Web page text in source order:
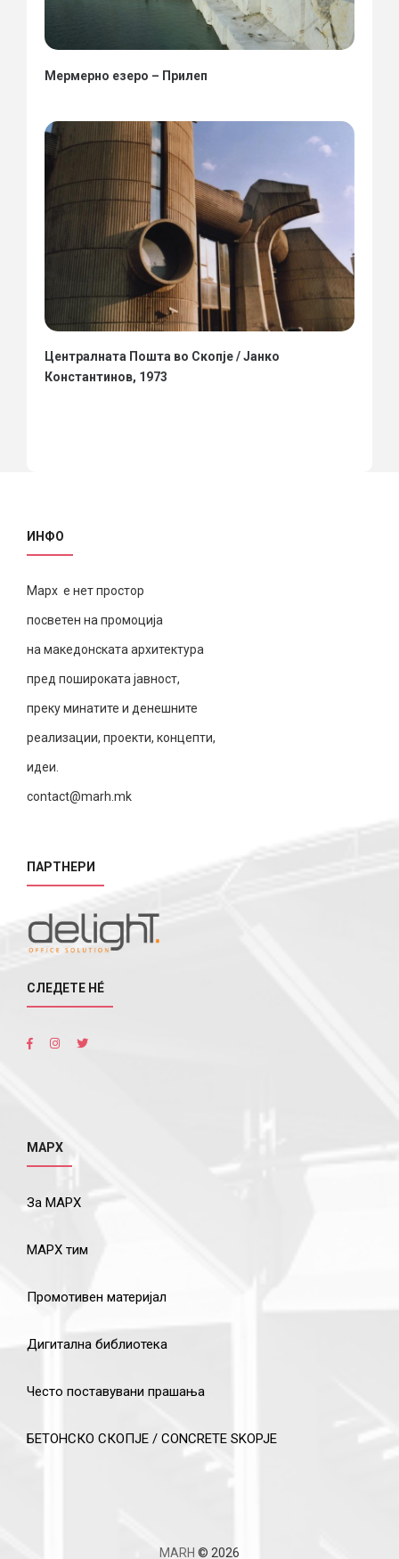
Мермерно езеро – Прилеп
Централната Пошта во Скопје / Јанко
Константинов, 1973
ИНФО
Марх е нет простор
посветен на промоција
на македонската архитектура
пред пошироката јавност,
преку минатите и денешните
реализации, проекти, концепти,
идеи.
contact@marh.mk
ПАРТНЕРИ
СЛЕДЕТЕ НÉ
МАРХ
За МАРХ
МАРХ тим
Промотивен материјал
Дигитална библиотека
Често поставувани прашања
БЕТОНСКО СКОПЈЕ / CONCRETE SKOPJE
MARH © 2026